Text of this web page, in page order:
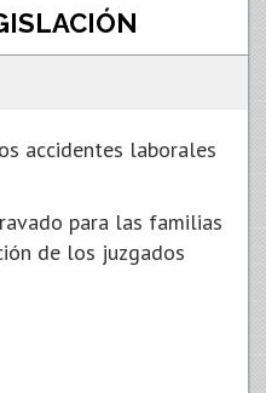
accidentes laborales
para las familias
de los juzgados